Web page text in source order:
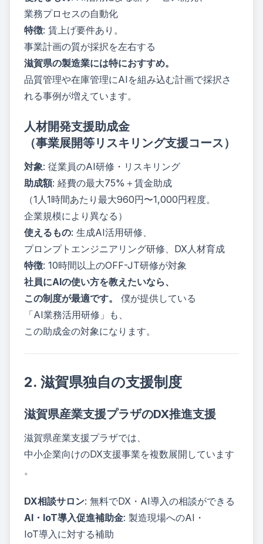
業務プロセスの自動化
特徴: 賃上げ要件あり。
事業計画の質が採択を左右する
滋賀県の製造業には特におすすめ。
品質管理や在庫管理にAIを組み込む計画で採択さ
れる事例が増えています。
人材開発支援助成金
（事業展開等リスキリング支援コース）
対象: 従業員のAI研修・リスキリング
助成額: 経費の最大75%＋賃金助成
（1人1時間あたり最大960円〜1,000円程度。
企業規模により異なる）
使えるもの: 生成AI活用研修、
プロンプトエンジニアリング研修、DX人材育成
特徴: 10時間以上のOFF-JT研修が対象
社員にAIの使い方を教えたいなら、
この制度が最適です。
僕が提供している
「AI業務活用研修」も、
この助成金の対象になります。
2. 滋賀県独自の支援制度
滋賀県産業支援プラザのDX推進支援
滋賀県産業支援プラザでは、
中小企業向けのDX支援事業を複数展開しています
。
DX相談サロン: 無料でDX・AI導入の相談ができる
AI・IoT導入促進補助金: 製造現場へのAI・
IoT導入に対する補助